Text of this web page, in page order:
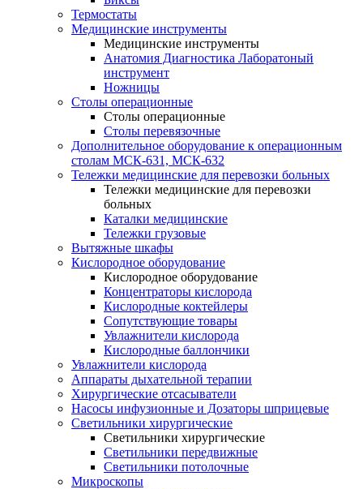
Термостаты
Медицинские инструменты
Медицинские инструменты
Анатомия Диагностика Лаборатоный
инструмент
Ножницы
Столы операционные
Столы операционные
Столы перевязочные
Дополнительное оборудование к операционным
столам МСК-631, МСК-632
Тележки медицинские для перевозки больных
Тележки медицинские для перевозки
больных
Каталки медицинские
Тележки грузовые
Вытяжные шкафы
Кислородное оборудование
Кислородное оборудование
Концентраторы кислорода
Кислородные коктейлеры
Сопутствующие товары
Увлажнители кислорода
Кислородные баллончики
Увлажнители кислорода
Аппараты дыхательной терапии
Хирургические отсасыватели
Насосы инфузионные и Дозаторы шприцевые
Светильники хирургические
Светильники хирургические
Светильники передвижные
Светильники потолочные
Микроскопы